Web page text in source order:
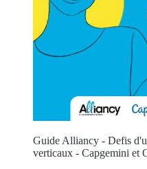
Guide Alliancy - Defis
verticaux - Capgemini et